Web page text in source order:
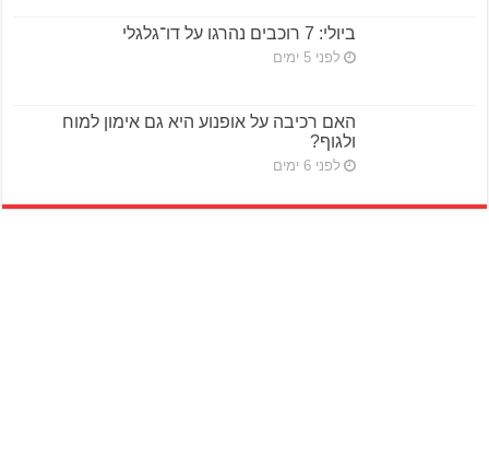
ביולי: 7 רוכבים נהרגו על דו־גלגלי
לפני 5 ימים
האם רכיבה על אופנוע היא גם אימון למוח
ולגוף?
לפני 6 ימים